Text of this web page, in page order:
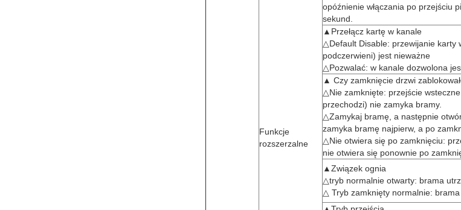
Funkcje
rozszerzalne
opóźnienie włączania po przejściu
sekund.
▲Przełącz kartę w kanale
△Default Disable: przewijanie karty
podczerwieni) jest nieważne
△Pozwalać: w kanale dozwolona
▲ Czy zamknięcie drzwi
△Nie zamknięte: przejście
przechodzi) nie zamyka bramy.
△Zamykaj bramę, a następnie
zamyka bramę najpierw, a po
△Nie otwiera się po zamknięciu:
nie otwiera się ponownie po
▲Związek ognia
△tryb normalnie otwarty: brama
△ Tryb zamknięty normalnie: brama